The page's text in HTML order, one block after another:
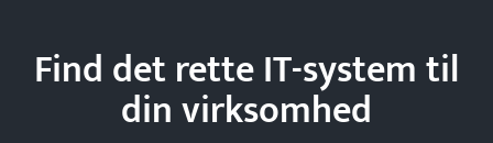
Find det rette IT-system til
dinvirksomhed